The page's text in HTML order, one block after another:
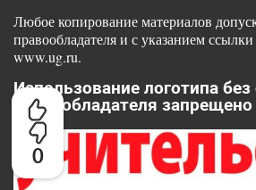
0
Любое копирование материалов
правообладателя и с указанием
www.ug.ru.
Использование логотипа без
правообладателя